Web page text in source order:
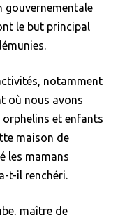
gouvernementale
le but principal
notamment
où nous avons
et enfants
maison de
les mamans
t-il renchéri.
maître de